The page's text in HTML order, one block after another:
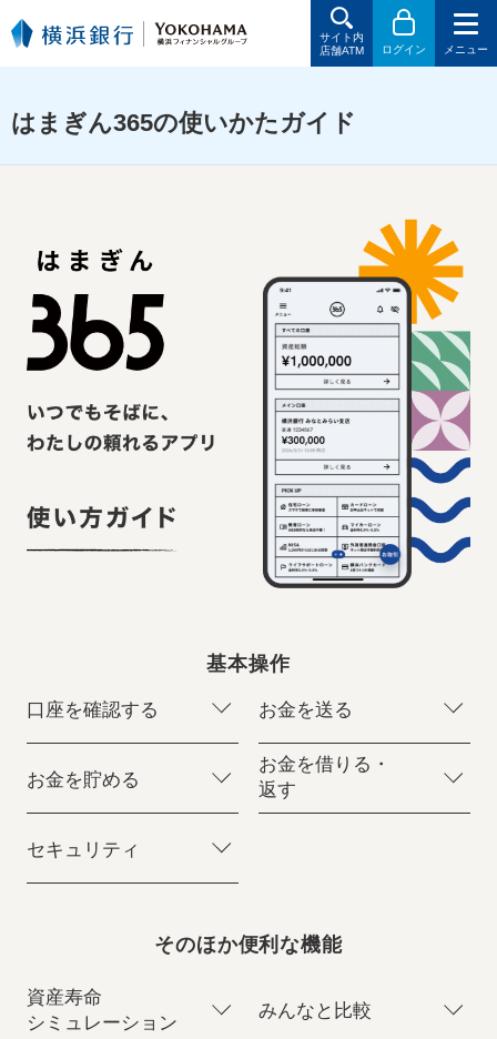
サイト内
店舗ATM
ログイン メニュー
はまぎん365の使いかたガイド
基本操作
口座を確認する お金を送る
お金を貯める
お金を借りる・
返す
セキュリティ
そのほか便利な機能
資産寿命
シミュレーション
みんなと比較